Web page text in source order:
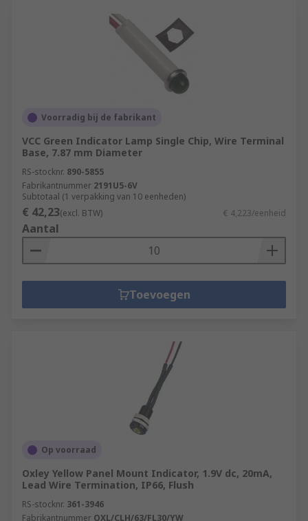
Voorradig bij de fabrikant
VCC Green Indicator Lamp Single Chip, Wire Terminal
Base, 7.87 mm Diameter
RS-stocknr. 890-5855
Fabrikantnummer 2191U5-6V
Subtotaal (1 verpakking van 10 eenheden)
€ 42,23(excl. BTW) € 4,223/eenheid
Aantal
Toevoegen
Op voorraad
Oxley Yellow Panel Mount Indicator, 1.9V dc, 20mA,
Lead Wire Termination, IP66, Flush
RS-stocknr. 361-3946
Fabrikantnummer OXL/CLH/63/FL30/YW